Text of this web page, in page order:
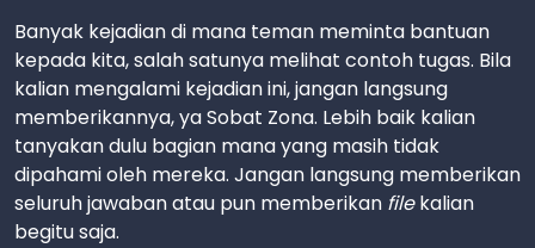
Banyak kejadian di mana teman meminta bantuan
kepada kita, salah satunya melihat contoh tugas. Bila
kalian mengalami kejadian ini, jangan langsung
memberikannya, ya Sobat Zona. Lebih baik kalian
tanyakan dulu bagian mana yang masih tidak
dipahami oleh mereka. Jangan langsung memberikan
seluruh jawaban atau pun memberikan filekalian
begitu saja.